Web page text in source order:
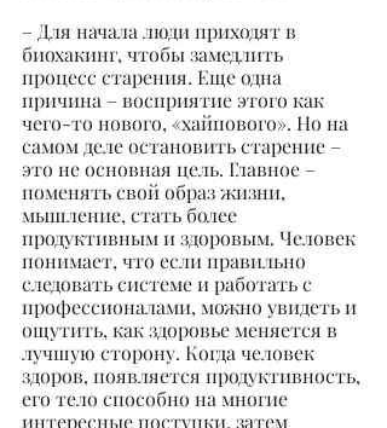
– Для начала люди приходят в
биохакинг, чтобы замедлить
процесс старения. Еще одна
причина – восприятие этого как
чего-то нового, «хайпового». Но на
самом деле остановить старение –
это не основная цель. Главное –
поменять свой образ жизни,
мышление, стать более
продуктивным и здоровым. Человек
понимает, что если правильно
следовать системе и работать с
профессионалами, можно увидеть и
ощутить, как здоровье меняется в
лучшую сторону. Когда человек
здоров, появляется продуктивность,
его тело способно на многие
интересные поступки, затем